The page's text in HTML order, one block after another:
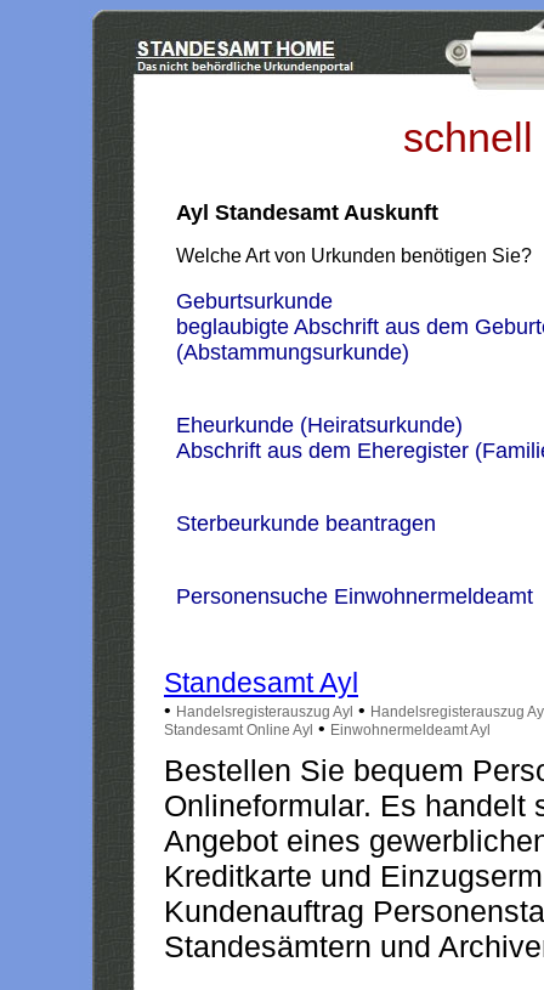
Ayl Standesamt Auskunft
Welche Art von Urkunden benötigen Sie?
Geburtsurkunde
beglaubigte Abschrift aus dem
(Abstammungsurkunde)
Eheurkunde (Heiratsurkunde)
Abschrift aus dem Eheregister
Sterbeurkunde beantragen
Personensuche Einwohnermeldeamt
Standesamt Ayl
• Handelsregisterauszug Ayl • Handelsregisterauszug
Standesamt Online Ayl • Einwohnermeldeamt Ayl
Bestellen Sie bequem
Onlineformular. Es handelt
Angebot eines
Kreditkarte und
Kundenauftrag
Standesämtern und